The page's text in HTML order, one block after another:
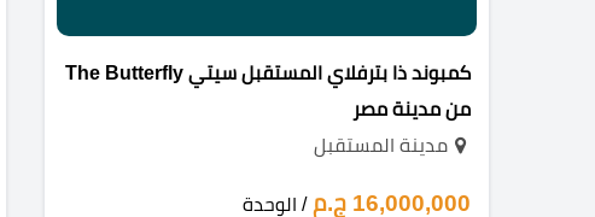
كمبوند ذا بترفلاي المستقبل سيتي The Butterfly
من مدينة مصر
مدينة المستقبل
16,000,000 ج.م / الوحدة